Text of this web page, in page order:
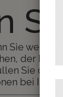
Sie
der
Sie
bei Ihnen